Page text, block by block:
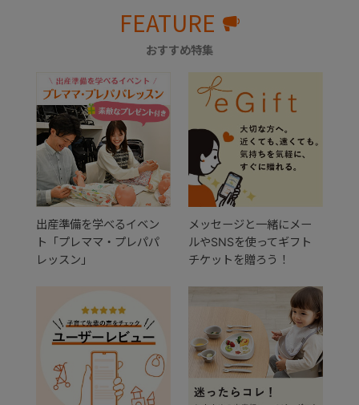
FEATURE
おすすめ特集
出産準備を学べるイベン
ト「プレママ・プレパパ
レッスン」
メッセージと一緒にメー
ルやSNSを使ってギフト
チケットを贈ろう！